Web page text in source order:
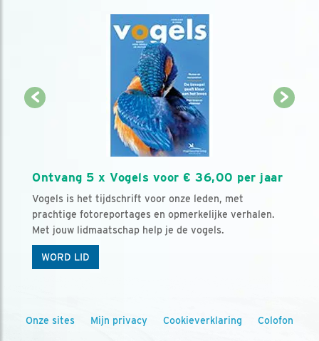
Ontvang 5 x Vogels voor € 36,00 per jaar
Vogels is het tijdschrift voor onze leden, met
prachtige fotoreportages en opmerkelijke verhalen.
Met jouw lidmaatschap help je de vogels.
WORD LID
Onze sites Mijn privacy Cookieverklaring Colofon